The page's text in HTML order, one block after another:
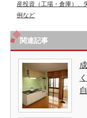
産投資（工場・倉庫）、
例など
関連記事